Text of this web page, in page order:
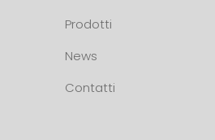
Prodotti
News
Contatti